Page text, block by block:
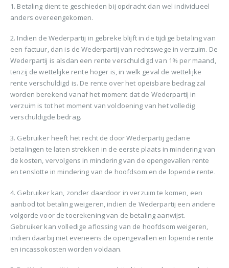
1. Betaling dient te geschieden bij opdracht dan wel individueel
anders overeengekomen.
2. Indien de Wederpartij in gebreke blijft in de tijdige betaling van
een factuur, dan is de Wederpartij van rechtswege in verzuim. De
Wederpartij is alsdan een rente verschuldigd van 1% per maand,
tenzij de wettelijke rente hoger is, in welk geval de wettelijke
rente verschuldigd is. De rente over het opeisbare bedrag zal
worden berekend vanaf het moment dat de Wederpartij in
verzuim is tot het moment van voldoening van het volledig
verschuldigde bedrag.
3. Gebruiker heeft het recht de door Wederpartij gedane
betalingen te laten strekken in de eerste plaats in mindering van
de kosten, vervolgens in mindering van de opengevallen rente
en tenslotte in mindering van de hoofdsom en de lopende rente.
4. Gebruiker kan, zonder daardoor in verzuim te komen, een
aanbod tot betaling weigeren, indien de Wederpartij een andere
volgorde voor de toerekening van de betaling aanwijst.
Gebruiker kan volledige aflossing van de hoofdsom weigeren,
indien daarbij niet eveneens de opengevallen en lopende rente
en incassokosten worden voldaan.